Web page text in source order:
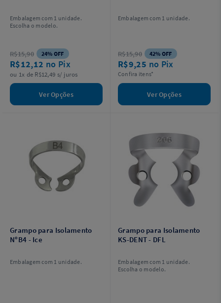
Embalagem com 1 unidade.
Escolha o modelo.
R$15,90 24% OFF
R$12,12 no Pix
ou 1x de R$12,49 s/ juros
Ver Opções
Embalagem com 1 unidade.
R$15,90 42% OFF
R$9,25 no Pix
Confira itens*
Ver Opções
Grampo para Isolamento
NºB4 - Ice
Embalagem com 1 unidade.
Grampo para Isolamento
KS-DENT - DFL
Embalagem com 1 unidade.
Escolha o modelo.